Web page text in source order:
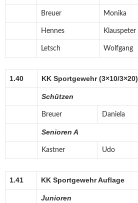
Breuer Monika
Hennes Klauspeter
Letsch Wolfgang
1.40 KK Sportgewehr (3×10/3×20)
Schützen
Breuer Daniela
Senioren A
Kastner Udo
1.41 KK Sportgewehr Auflage
Junioren